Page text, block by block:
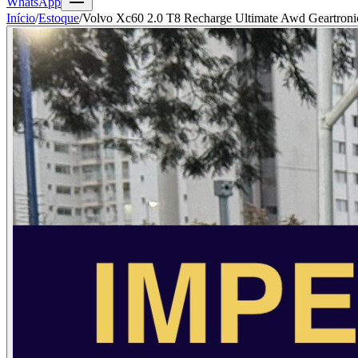
Início/Estoque/Volvo Xc60 2.0 T8 Recharge Ultimate Awd